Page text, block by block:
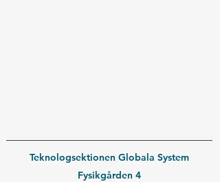
Teknologsektionen Globala System
Fysikgården 4